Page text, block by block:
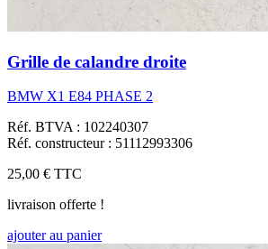
Grille de calandre droite
BMW X1 E84 PHASE 2
Réf. BTVA : 102240307
Réf. constructeur : 51112993306
25,00 € TTC
livraison offerte !
ajouter au panier